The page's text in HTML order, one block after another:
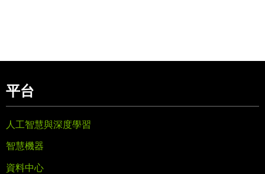
平台
人工智慧與深度學習
智慧機器
資料中心